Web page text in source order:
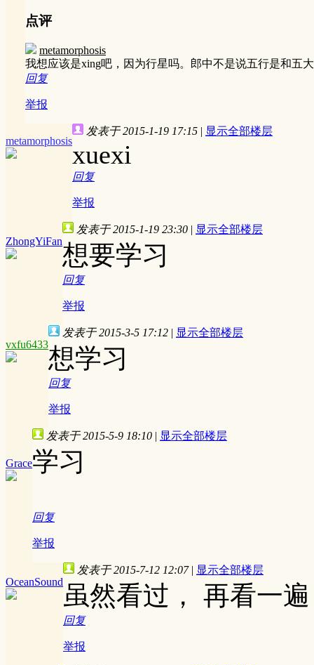
点评
metamorphosis
我想应该是xing吧，因为行星吗。郎中不是说五行是和五
回复
举报
metamorphosis
发表于 2015-1-19 17:15 | 显示全部楼层
xuexi
回复
举报
ZhongYiFan
发表于 2015-1-19 23:30 | 显示全部楼层
想要学习
回复
举报
vxfu6433
发表于 2015-3-5 17:12 | 显示全部楼层
想学习
回复
举报
Grace
发表于 2015-5-9 18:10 | 显示全部楼层
学习
回复
举报
OceanSound
发表于 2015-7-12 12:07 | 显示全部楼层
虽然看过， 再看一遍
回复
举报